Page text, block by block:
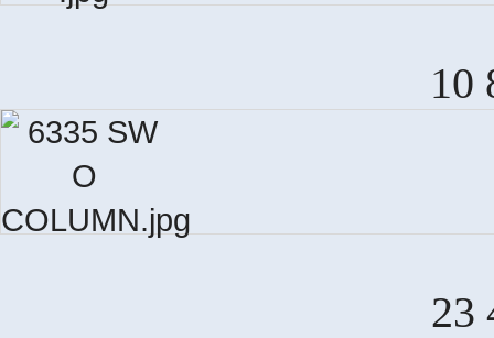
10
23